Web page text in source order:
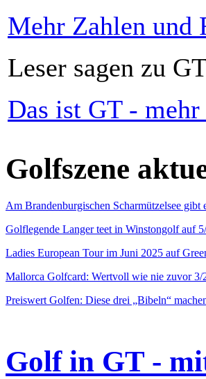
Mehr Zahlen und
Leser sagen zu
Das ist GT - mehr
Golfszene
Am Brandenburgischen Scharmützelsee
Golflegende Langer teet in Winstongolf auf
Ladies European Tour im Juni 2025 auf
Mallorca Golfcard: Wertvoll wie nie zuvor 3/
Preiswert Golfen: Diese drei „Bibeln“
Golf in GT -